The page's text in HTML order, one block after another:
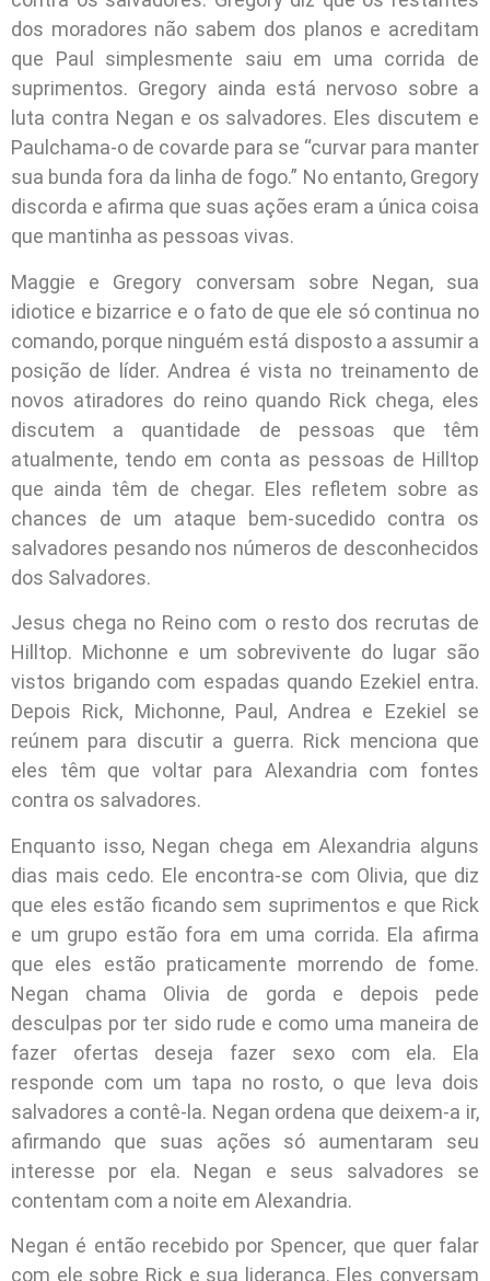
dos moradores não sabem dos planos e acreditam
que Paul simplesmente saiu em uma corrida de
suprimentos. Gregory ainda está nervoso sobre a
luta contra Negan e os salvadores. Eles discutem e
Paulchama-o de covarde para se “curvar para manter
sua bunda fora da linha de fogo.” No entanto, Gregory
discorda e afirma que suas ações eram a única coisa
que mantinha as pessoas vivas.
Maggie e Gregory conversam sobre Negan, sua
idiotice e bizarrice e o fato de que ele só continua no
comando, porque ninguém está disposto a assumir a
posição de líder. Andrea é vista no treinamento de
novos atiradores do reino quando Rick chega, eles
discutem a quantidade de pessoas que têm
atualmente, tendo em conta as pessoas de Hilltop
que ainda têm de chegar. Eles refletem sobre as
chances de um ataque bem-sucedido contra os
salvadores pesando nos números de desconhecidos
dos Salvadores.
Jesus chega no Reino com o resto dos recrutas de
Hilltop. Michonne e um sobrevivente do lugar são
vistos brigando com espadas quando Ezekiel entra.
Depois Rick, Michonne, Paul, Andrea e Ezekiel se
reúnem para discutir a guerra. Rick menciona que
eles têm que voltar para Alexandria com fontes
contra os salvadores.
Enquanto isso, Negan chega em Alexandria alguns
dias mais cedo. Ele encontra-se com Olivia, que diz
que eles estão ficando sem suprimentos e que Rick
e um grupo estão fora em uma corrida. Ela afirma
que eles estão praticamente morrendo de fome.
Negan chama Olivia de gorda e depois pede
desculpas por ter sido rude e como uma maneira de
fazer ofertas deseja fazer sexo com ela. Ela
responde com um tapa no rosto, o que leva dois
salvadores a contê-la. Negan ordena que deixem-a ir,
afirmando que suas ações só aumentaram seu
interesse por ela. Negan e seus salvadores se
contentam com a noite em Alexandria.
Negan é então recebido por Spencer, que quer falar
com ele sobre Rick e sua liderança. Eles conversam